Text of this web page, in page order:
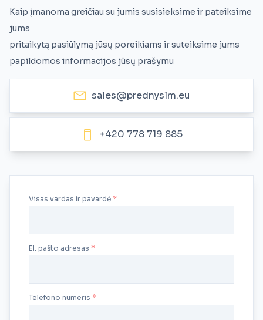
Kaip įmanoma greičiau su jumis susisieksime ir pateiksime
jums
pritaikytą pasiūlymą jūsų poreikiams ir suteiksime jums
papildomos informacijos jūsų prašymu
sales@prednyslm.eu
+420 778 719 885
Visas vardas ir pavardė
El. pašto adresas
Telefono numeris